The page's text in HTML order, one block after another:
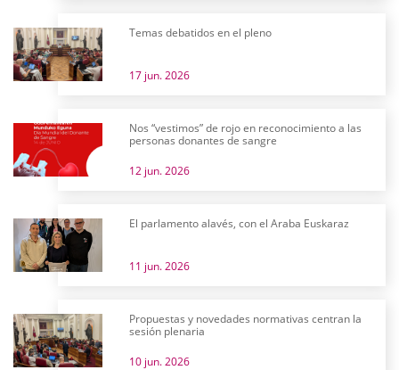
Temas debatidos en el pleno
17 jun. 2026
Nos “vestimos” de rojo en reconocimiento a las
personas donantes de sangre
12 jun. 2026
El parlamento alavés, con el Araba Euskaraz
11 jun. 2026
Propuestas y novedades normativas centran la
sesión plenaria
10 jun. 2026